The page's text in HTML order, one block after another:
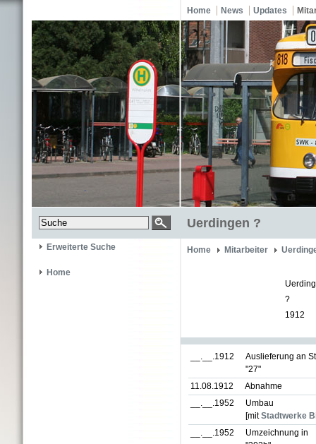
Home News Updates
Uerdingen ?
Erweiterte Suche
Home
Home Mitarbeiter
?
1912
__.__.1912
Auslieferung an
"27"
11.08.1912
Abnahme
__.__.1952
Umbau
[mitStadtwerke
__.__.1952
Umzeichnung in